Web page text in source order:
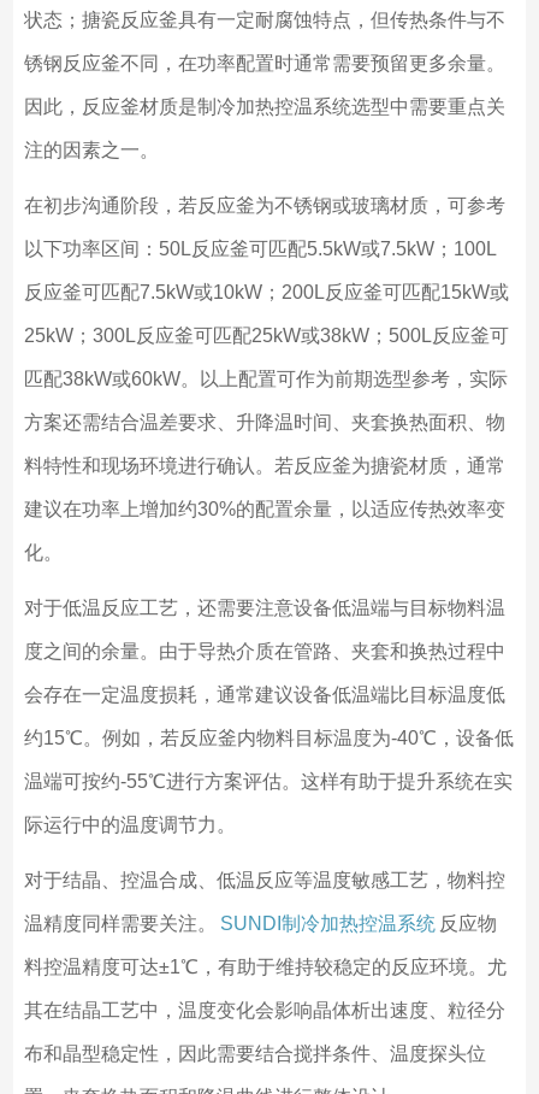
状态；搪瓷反应釜具有一定耐腐蚀特点，但传热条件与不
锈钢反应釜不同，在功率配置时通常需要预留更多余量。
因此，反应釜材质是制冷加热控温系统选型中需要重点关
注的因素之一。
在初步沟通阶段，若反应釜为不锈钢或玻璃材质，可参考
以下功率区间：50L反应釜可匹配5.5kW或7.5kW；100L
反应釜可匹配7.5kW或10kW；200L反应釜可匹配15kW或
25kW；300L反应釜可匹配25kW或38kW；500L反应釜可
匹配38kW或60kW。以上配置可作为前期选型参考，实际
方案还需结合温差要求、升降温时间、夹套换热面积、物
料特性和现场环境进行确认。若反应釜为搪瓷材质，通常
建议在功率上增加约30%的配置余量，以适应传热效率变
化。
对于低温反应工艺，还需要注意设备低温端与目标物料温
度之间的余量。由于导热介质在管路、夹套和换热过程中
会存在一定温度损耗，通常建议设备低温端比目标温度低
约15℃。例如，若反应釜内物料目标温度为-40℃，设备低
温端可按约-55℃进行方案评估。这样有助于提升系统在实
际运行中的温度调节力。
对于结晶、控温合成、低温反应等温度敏感工艺，物料控
温精度同样需要关注。 SUNDI制冷加热控温系统 反应物
料控温精度可达±1℃，有助于维持较稳定的反应环境。尤
其在结晶工艺中，温度变化会影响晶体析出速度、粒径分
布和晶型稳定性，因此需要结合搅拌条件、温度探头位